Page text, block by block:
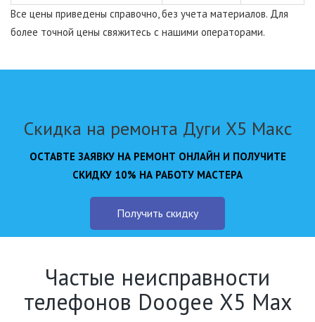
Все цены приведены справочно, без учета материалов. Для
более точной цены свяжитесь с нашими операторами.
Скидка на ремонта Дуги Х5 Макс
ОСТАВТЕ ЗАЯВКУ НА РЕМОНТ ОНЛАЙН И ПОЛУЧИТЕ
СКИДКУ 10% НА РАБОТУ МАСТЕРА
Получить скидку
Частые неисправности
телефонов Doogee X5 Max